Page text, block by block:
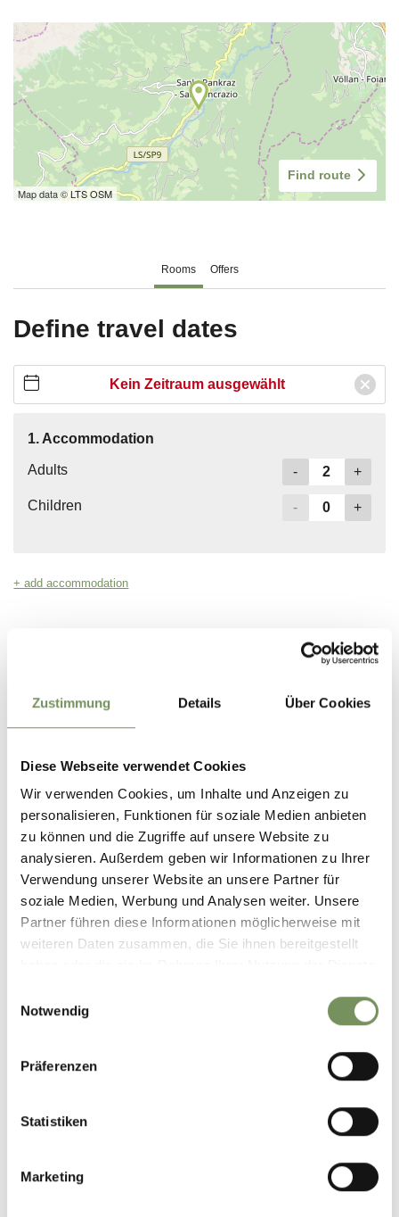
Zustimmung Details Über Cookies
Diese Webseite verwendet Cookies
Wir verwenden Cookies, um Inhalte und Anzeigen zu
personalisieren, Funktionen für soziale Medien anbieten
zu können und die Zugriffe auf unsere Website zu
analysieren. Außerdem geben wir Informationen zu Ihrer
Verwendung unserer Website an unsere Partner für
soziale Medien, Werbung und Analysen weiter. Unsere
Partner führen diese Informationen möglicherweise mit
weiteren Daten zusammen, die Sie ihnen bereitgestellt
Notwendig
Präferenzen
Statistiken
Marketing